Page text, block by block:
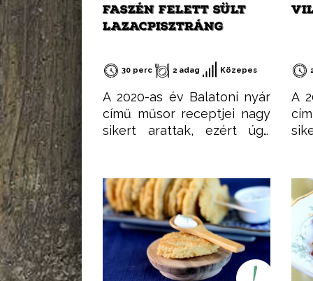
FASZÉN FELETT SÜLT
LAZACPISZTRÁNG
30 perc 2 adag Közepes
A 2020-as év Balatoni nyár
című műsor receptjei nagy
sikert arattak, ezért úgy
könnyen elérhetőek
legyenek. Ezeket a
recepteket nem csak
nyáron, hanem az év
minden időszakában
elkészítheted, mint ahogy a
A